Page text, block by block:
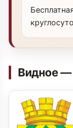
Видное —